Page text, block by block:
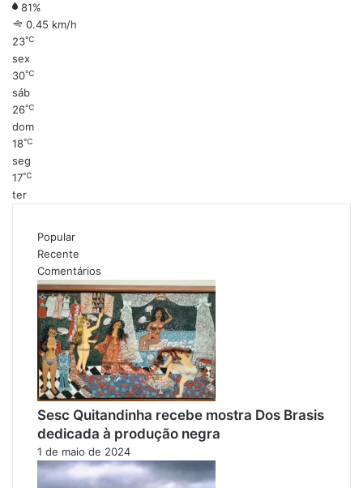
81%
0.45 km/h
23℃
sex
30℃
sáb
26℃
dom
18℃
seg
17℃
ter
Popular
Recente
Comentários
Sesc Quitandinha recebe mostra Dos Brasis
dedicada à produção negra
1 de maio de 2024